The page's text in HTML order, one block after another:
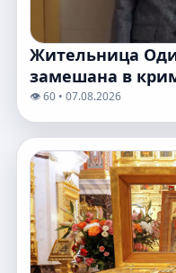
Жительница
замешана в
👁️ 60 • 07.08.2026